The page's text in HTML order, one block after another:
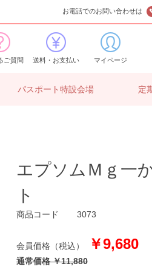
お電話でのお問い合わせは
ご質問 送料・お支払い マイページ
パスポート特設会場 定
エプソムＭｇ一
ト
￥9,680
通常価格 ￥11,880
商品コード 3073